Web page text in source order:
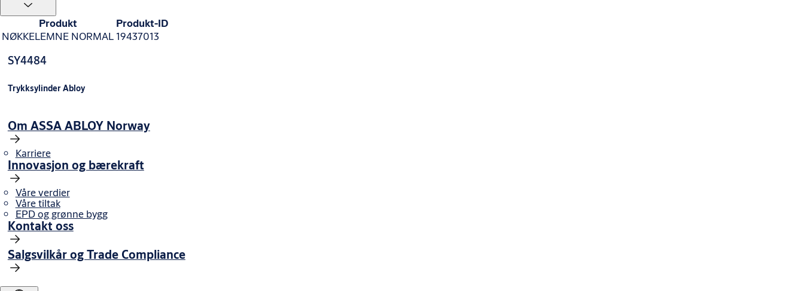
Produkt
Produkt-ID
NØKKELEMNE NORMAL 19437013
SY4484
Trykksylinder Abloy
Om ASSA ABLOY Norway
Karriere
Innovasjon og bærekraft
Våre verdier
Våre tiltak
EPD og grønne bygg
Kontakt oss
Salgsvilkår og Trade Compliance